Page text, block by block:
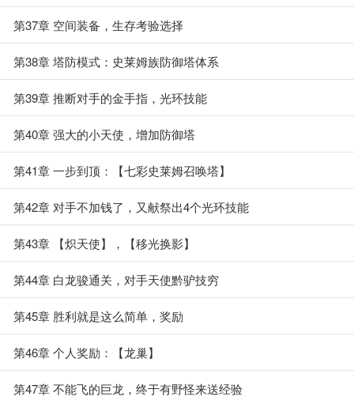
第37章 空间装备，生存考验选择
第38章 塔防模式：史莱姆族防御塔体系
第39章 推断对手的金手指，光环技能
第40章 强大的小天使，增加防御塔
第41章 一步到顶：【七彩史莱姆召唤塔】
第42章 对手不加钱了，又献祭出4个光环技能
第43章 【炽天使】，【移光换影】
第44章 白龙骏通关，对手天使黔驴技穷
第45章 胜利就是这么简单，奖励
第46章 个人奖励：【龙巢】
第47章 不能飞的巨龙，终于有野怪来送经验